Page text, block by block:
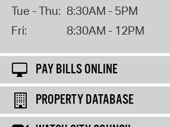
Tue - Thu: 8:30AM - 5PM
Fri:
8:30AM - 12PM
PAY BILLS ONLINE
PROPERTY DATABASE